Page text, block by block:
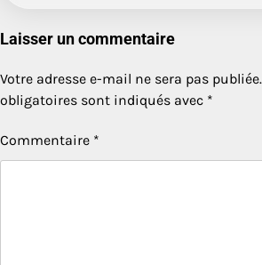
Laisser un commentaire
Votre adresse e-mail ne sera pas publiée.
obligatoires sont indiqués avec *
Commentaire *